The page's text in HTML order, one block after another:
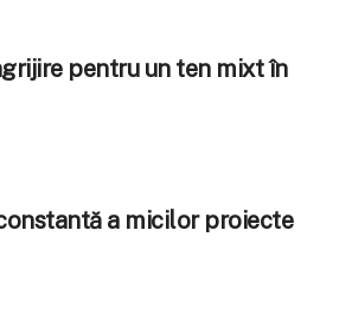
pentru un ten mixt în
a micilor proiecte